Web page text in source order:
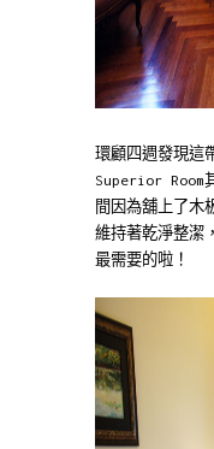
環顧四週發現這
Superior Room
間因為舖上了木
維持著乾淨整潔
最需要的啦！